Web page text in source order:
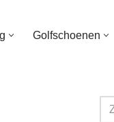
Golfschoenen